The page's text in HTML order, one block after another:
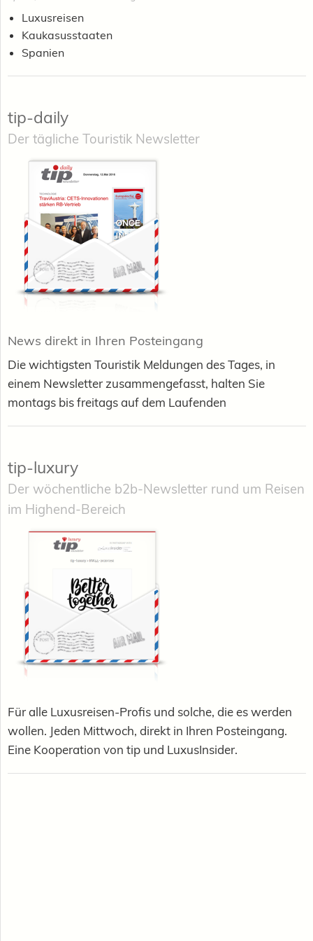
Luxusreisen
Kaukasusstaaten
Spanien
tip-daily
Der tägliche Touristik Newsletter
News direkt in Ihren Posteingang
Die wichtigsten Touristik Meldungen des Tages, in
einem Newsletter zusammengefasst, halten Sie
montags bis freitags auf dem Laufenden
tip-luxury
Der wöchentliche b2b-Newsletter rund um Reisen
im Highend-Bereich
Für alle Luxusreisen-Profis und solche, die es werden
wollen. Jeden Mittwoch, direkt in Ihren Posteingang.
Eine Kooperation von tip und LuxusInsider.